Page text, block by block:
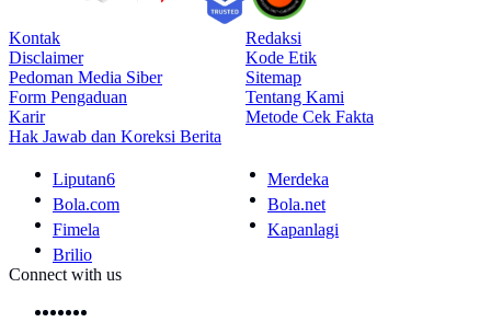
Kontak
Redaksi
Disclaimer
Kode Etik
Pedoman Media Siber
Sitemap
Form Pengaduan
Tentang Kami
Karir
Metode Cek Fakta
Hak Jawab dan Koreksi Berita
Liputan6
Merdeka
Bola.com
Bola.net
Fimela
Kapanlagi
Brilio
Connect with us